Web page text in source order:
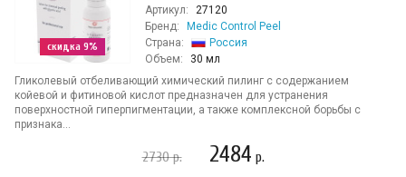
скидка 9%
Артикул:
27120
Бренд:
Medic Control Peel
Страна:
Россия
Объем:
30 мл
Гликолевый отбеливающий химический пилинг с содержанием
койевой и фитиновой кислот предназначен для устранения
поверхностной гиперпигментации, а также комплексной борьбы с
признака...
2730р. 2484 р.